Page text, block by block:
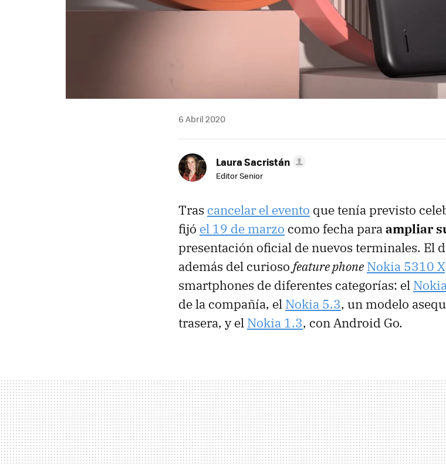
6 Abril 2020
Laura Sacristán
Editor Senior
Tras cancelar el evento que tenía previsto
fijó el 19 de marzo como fecha paraampliar
presentación oficial de nuevos terminales. El
además del curioso feature phone Nokia 5310
smartphones de diferentes categorías: el
de la compañía, el Nokia 5.3, un modelo
trasera, y el Nokia 1.3, con Android Go.